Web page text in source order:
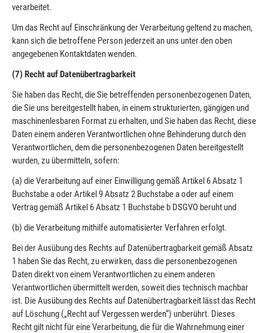
verarbeitet.
Um das Recht auf Einschränkung der Verarbeitung geltend zu machen,
kann sich die betroffene Person jederzeit an uns unter den oben
angegebenen Kontaktdaten wenden.
(7) Recht auf Datenübertragbarkeit
Sie haben das Recht, die Sie betreffenden personenbezogenen Daten,
die Sie uns bereitgestellt haben, in einem strukturierten, gängigen und
maschinenlesbaren Format zu erhalten, und Sie haben das Recht, diese
Daten einem anderen Verantwortlichen ohne Behinderung durch den
Verantwortlichen, dem die personenbezogenen Daten bereitgestellt
wurden, zu übermitteln, sofern:
(a) die Verarbeitung auf einer Einwilligung gemäß Artikel 6 Absatz 1
Buchstabe a oder Artikel 9 Absatz 2 Buchstabe a oder auf einem
Vertrag gemäß Artikel 6 Absatz 1 Buchstabe b DSGVO beruht und
(b) die Verarbeitung mithilfe automatisierter Verfahren erfolgt.
Bei der Ausübung des Rechts auf Datenübertragbarkeit gemäß Absatz
1 haben Sie das Recht, zu erwirken, dass die personenbezogenen
Daten direkt von einem Verantwortlichen zu einem anderen
Verantwortlichen übermittelt werden, soweit dies technisch machbar
ist. Die Ausübung des Rechts auf Datenübertragbarkeit lässt das Recht
auf Löschung („Recht auf Vergessen werden“) unberührt. Dieses
Recht gilt nicht für eine Verarbeitung, die für die Wahrnehmung einer